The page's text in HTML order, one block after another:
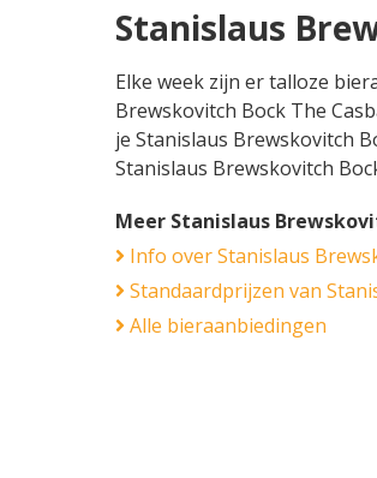
Stanislaus
Elke week zijn er talloze
Brewskovitch Bock The
je Stanislaus Brewskovitch
Stanislaus Brewskovitch
Meer Stanislaus
Info over Stanislaus
Standaardprijzen van
Alle bieraanbiedingen